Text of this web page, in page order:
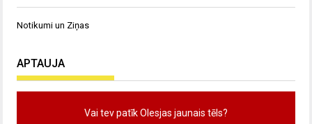
Notikumi un Ziņas
APTAUJA
Vai tev patīk Olesjas jaunais tēls?